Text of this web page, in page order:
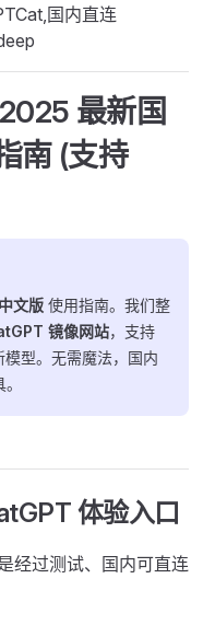
国内直连
最新国
南 (支持
文版 使用指南。我们整
镜像网站，支持
模型。无需魔法，国内
体验入口
经过测试、国内可直连